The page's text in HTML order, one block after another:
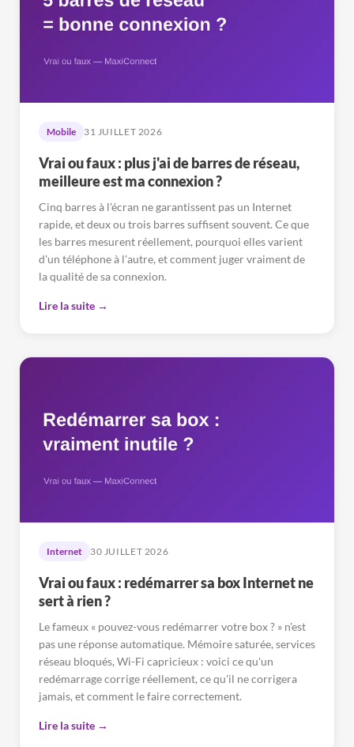
Mobile 31 JUILLET 2026
Vrai ou faux : plus j'ai de barres de réseau,
meilleure est ma connexion ?
Cinq barres à l'écran ne garantissent pas un Internet
rapide, et deux ou trois barres suffisent souvent. Ce que
les barres mesurent réellement, pourquoi elles varient
d'un téléphone à l'autre, et comment juger vraiment de
la qualité de sa connexion.
Lire la suite →
Internet 30 JUILLET 2026
Vrai ou faux : redémarrer sa box Internet ne
sert à rien ?
Le fameux « pouvez-vous redémarrer votre box ? » n'est
pas une réponse automatique. Mémoire saturée, services
réseau bloqués, Wi-Fi capricieux : voici ce qu'un
redémarrage corrige réellement, ce qu'il ne corrigera
jamais, et comment le faire correctement.
Lire la suite →